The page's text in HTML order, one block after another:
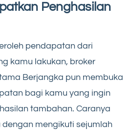
Penghasilan
pendapatan dari
kamu lakukan, broker
Berjangka pun membuka
bagi kamu yang ingin
tambahan. Caranya
mengikuti sejumlah